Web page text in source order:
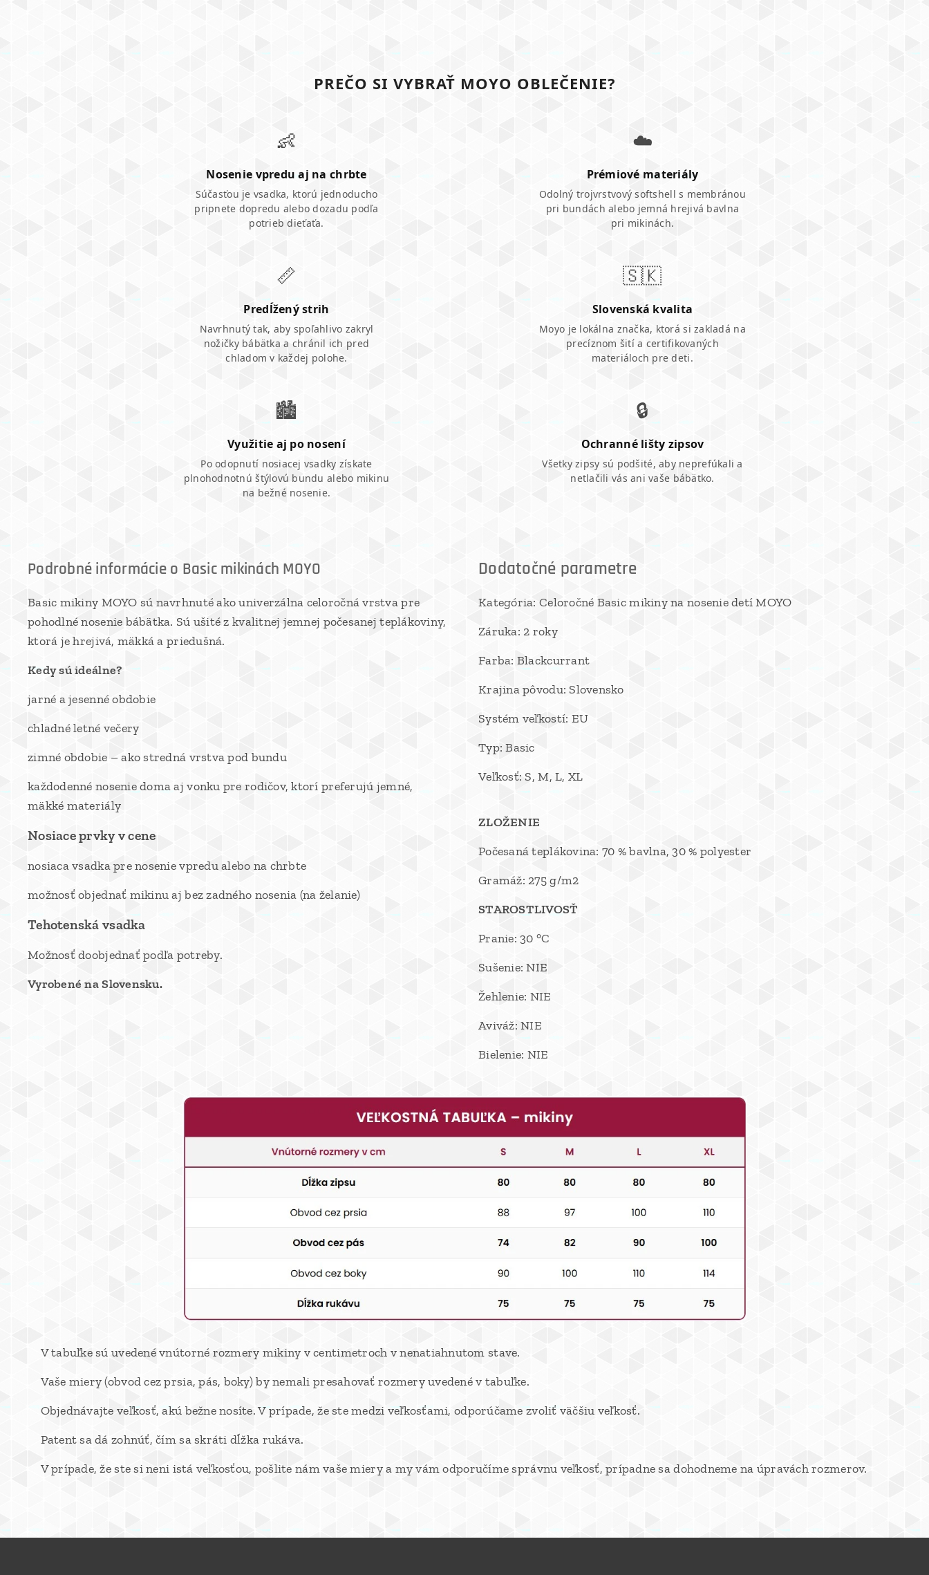
PREČO SI VYBRAŤ MOYO OBLEČENIE?
👶
Nosenie vpredu aj na chrbte
Súčasťou je vsadka, ktorú jednoducho
pripnete dopredu alebo dozadu podľa
potrieb dieťaťa.
☁️
Prémiové materiály
Odolný trojvrstvový softshell s membránou
pri bundách alebo jemná hrejivá bavlna
pri mikinách.
📏
Predĺžený strih
Navrhnutý tak, aby spoľahlivo zakryl
nožičky bábätka a chránil ich pred
chladom v každej polohe.
🇸🇰
Slovenská kvalita
Moyo je lokálna značka, ktorá si zakladá na
precíznom šití a certifikovaných
materiáloch pre deti.
🏙️
Využitie aj po nosení
Po odopnutí nosiacej vsadky získate
plnohodnotnú štýlovú bundu alebo mikinu
na bežné nosenie.
🔒
Ochranné lišty zipsov
Všetky zipsy sú podšité, aby neprefúkali a
netlačili vás ani vaše bábätko.
Podrobné informácie o Basic mikinách MOYO
Basic mikiny MOYO sú navrhnuté ako univerzálna celoročná vrstva pre
pohodlné nosenie bábätka. Sú ušité z kvalitnej jemnej počesanej teplákoviny,
ktorá je hrejivá, mäkká a priedušná.
Kedy sú ideálne?
jarné a jesenné obdobie
chladné letné večery
zimné obdobie – ako stredná vrstva pod bundu
každodenné nosenie doma aj vonku pre rodičov, ktorí preferujú jemné,
mäkké materiály
Nosiace prvky v cene
nosiaca vsadka pre nosenie vpredu alebo na chrbte
možnosť objednať mikinu aj bez zadného nosenia (na želanie)
Tehotenská vsadka
Možnosť doobjednať podľa potreby.
Vyrobené na Slovensku.
Dodatočné parametre
Kategória: Celoročné Basic mikiny na nosenie detí MOYO
Záruka: 2 roky
Farba: Blackcurrant
Krajina pôvodu: Slovensko
Systém veľkostí: EU
Typ: Basic
Veľkosť: S, M, L, XL
ZLOŽENIE
Počesaná teplákovina: 70 % bavlna, 30 % polyester
Gramáž: 275 g/m2
STAROSTLIVOSŤ
Pranie: 30 °C
Sušenie: NIE
Žehlenie: NIE
Aviváž: NIE
Bielenie: NIE
V tabuľke sú uvedené vnútorné rozmery mikiny v centimetroch v nenatiahnutom stave.
Vaše miery (obvod cez prsia, pás, boky) by nemali presahovať rozmery uvedené v tabuľke.
Objednávajte veľkosť, akú bežne nosíte. V prípade, že ste medzi veľkosťami, odporúčame zvoliť väčšiu veľkosť.
Patent sa dá zohnúť, čím sa skráti dĺžka rukáva.
V prípade, že ste si neni istá veľkosťou, pošlite nám vaše miery a my vám odporučíme správnu veľkosť, prípadne sa dohodneme na úpravách rozmerov.